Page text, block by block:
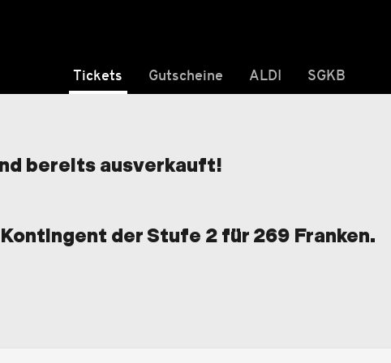
Tickets Gutscheine ALDI SGKB
bereits ausverkauft!
der Stufe 2 für 269 Franken.